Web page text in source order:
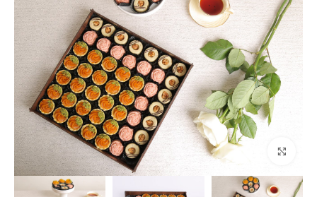
Click to enlarge